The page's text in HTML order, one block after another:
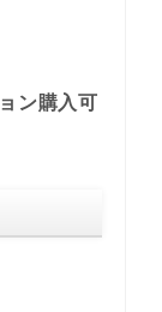
ン購入可